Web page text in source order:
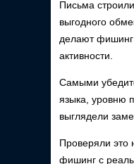
Письма
выгодного
делают фишинг
активности.
Самыми
языка, уровню
выглядели
Проверяли это
фишинг с